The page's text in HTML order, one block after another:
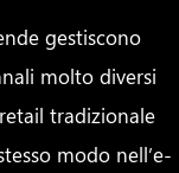
gestiscono
molto diversi
tradizionale
modo nell’e-